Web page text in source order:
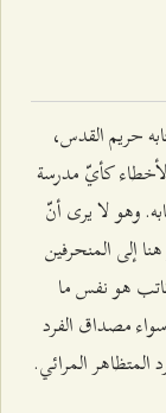
حريم القدس،
كأيّ مدرسة
وهو لا يرى أنّ
إلى المنحرفين
هو نفس ما
مصداق الفرد
المرائي.